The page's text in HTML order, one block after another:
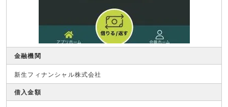
金融機関
新生フィナンシャル株式会社
借入金額